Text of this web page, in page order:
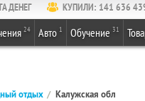
ДЕНЕГ КУПИЛИ: 141 636
24 Авто 1 Обучение 31
отдых Калужская обл